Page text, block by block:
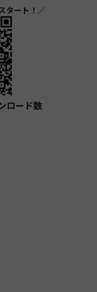
タート！／
ロード数